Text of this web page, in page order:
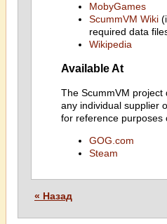
MobyGames
ScummVM Wiki
required data
Wikipedia
Available At
The ScummVM project
any individual supplier
for reference purposes
GOG.com
Steam
« Назад